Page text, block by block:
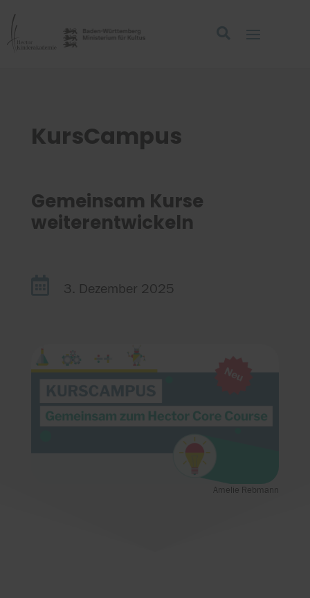
KursCampus
Gemeinsam Kurse
weiterentwickeln
3. Dezember 2025
Amelie Rebmann